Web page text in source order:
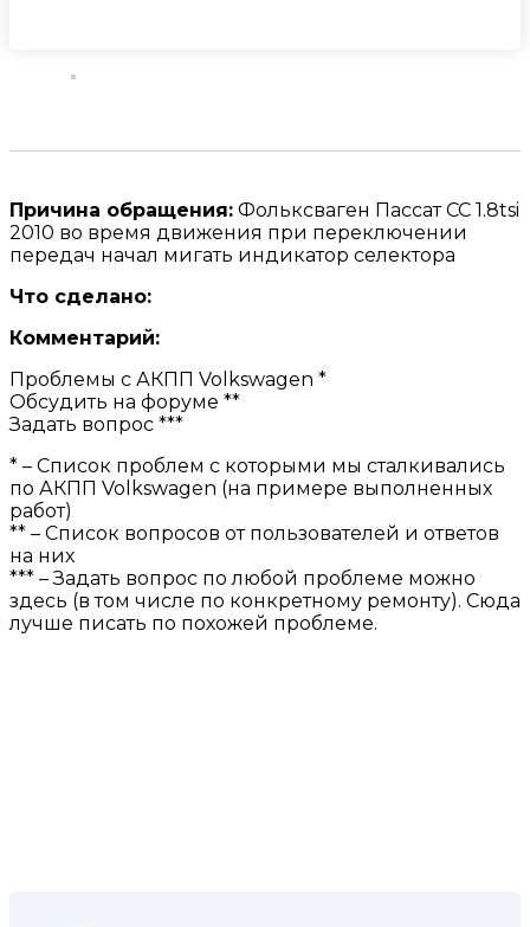
Причина обращения: Фольксваген Пассат CC 1.8tsi
2010 во время движения при переключении
передач начал мигать индикатор селектора
Что сделано:
Комментарий:
Проблемы с АКПП Volkswagen *
Обсудить на форуме **
Задать вопрос ***
* – Список проблем с которыми мы сталкивались
по АКПП Volkswagen (на примере выполненных
работ)
** – Список вопросов от пользователей и ответов
на них
*** – Задать вопрос по любой проблеме можно
здесь (в том числе по конкретному ремонту). Сюда
лучше писать по похожей проблеме.